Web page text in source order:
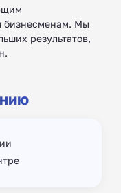
бизнесменам. Мы
результатов,